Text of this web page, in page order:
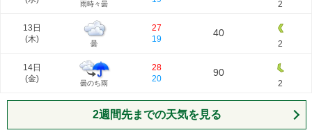
雨時々曇 2
13日
(木) 曇
27
19
40
2
14日
(金) 曇のち雨
28
20
90
2
2週間先までの天気を見る